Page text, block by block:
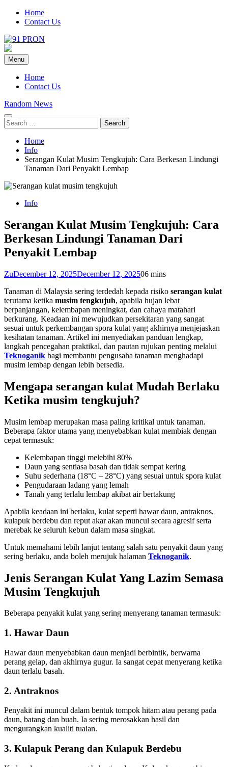
Skip
Home
Contact Us
91-Pron
Laman Info Anda
Menu
Home
Contact Us
Random News
Search
for:
Home
Info
Serangan Kulat Musim Tengkujuh: Cara Berkesan Lindungi
Tanaman Dari Penyakit Lembap
Info
Serangan Kulat Musim Tengkujuh: Cara
Berkesan Lindungi Tanaman Dari
Penyakit Lembap
ZuDecember 12, 2025December 12, 202506 mins
Tanaman di Malaysia sering terdedah kepada risiko serangan kulat
terutama ketika musim tengkujuh, apabila hujan lebat
berpanjangan, kelembapan meningkat, dan cahaya matahari
berkurang. Keadaan ini mewujudkan persekitaran yang sangat
sesuai untuk perkembangan spora kulat yang akhirnya menjejaskan
kesihatan tanaman. Artikel ini menyediakan panduan lengkap,
langkah pencegahan praktikal, dan pautan rujukan penting melalui
Teknoganik bagi membantu pengusaha tanaman menghadapi
musim lembap dengan lebih bersedia.
Mengapa serangan kulat Mudah Berlaku
Ketika musim tengkujuh?
Musim lembap merupakan masa paling kritikal untuk tanaman.
Beberapa faktor utama yang menyebabkan kulat membiak dengan
cepat termasuk:
Kelembapan tinggi melebihi 80%
Daun yang sentiasa basah dan tidak sempat kering
Suhu sederhana (18°C – 28°C) yang sesuai untuk spora kulat
Pengudaraan ladang yang lemah
Tanah yang terlalu lembap akibat air bertakung
Apabila keadaan ini berlaku, kulat seperti hawar daun, antraknos,
kulapuk berdebu dan reput akar akan muncul secara agresif serta
merebak ke seluruh kebun dalam masa singkat.
Untuk memahami lebih lanjut tentang salah satu penyakit daun yang
sering berlaku, anda boleh merujuk halaman Teknoganik.
Jenis Serangan Kulat Yang Lazim Semasa
Musim Tengkujuh
Beberapa penyakit kulat yang sering menyerang tanaman termasuk:
1. Hawar Daun
Hawar daun menyebabkan daun menjadi berbintik, berwarna
perang gelap, dan akhirnya gugur. Ia sangat cepat menyerang ketika
daun terlalu basah.
2. Antraknos
Penyakit ini muncul dalam bentuk tompok hitam atau perang pada
daun, batang dan buah. Ia sering merosakkan hasil dan
mengurangkan kualiti tuaian.
3. Kulapuk Perang dan Kulapuk Berdebu